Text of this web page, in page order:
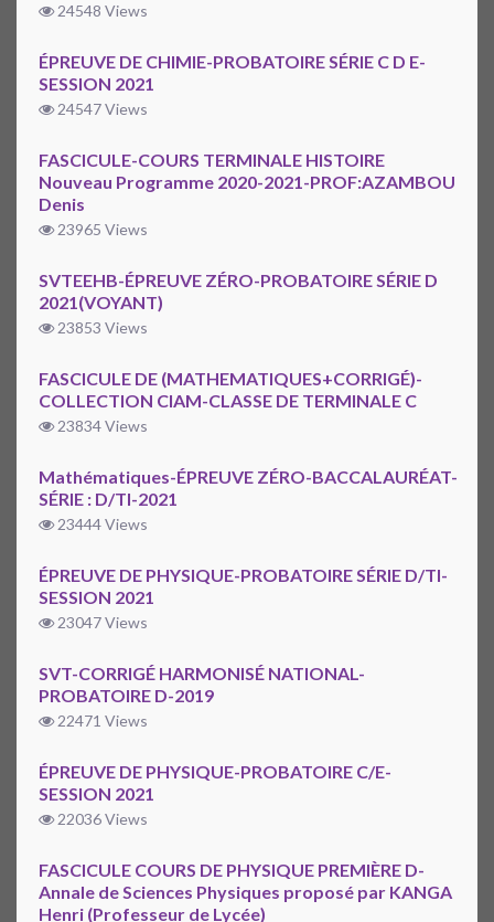
24548 Views
ÉPREUVE DE CHIMIE-PROBATOIRE SÉRIE C D E-
SESSION 2021
24547 Views
FASCICULE-COURS TERMINALE HISTOIRE
Nouveau Programme 2020-2021-PROF:AZAMBOU
Denis
23965 Views
SVTEEHB-ÉPREUVE ZÉRO-PROBATOIRE SÉRIE D
2021(VOYANT)
23853 Views
FASCICULE DE (MATHEMATIQUES+CORRIGÉ)-
COLLECTION CIAM-CLASSE DE TERMINALE C
23834 Views
Mathématiques-ÉPREUVE ZÉRO-BACCALAURÉAT-
SÉRIE : D/TI-2021
23444 Views
ÉPREUVE DE PHYSIQUE-PROBATOIRE SÉRIE D/TI-
SESSION 2021
23047 Views
SVT-CORRIGÉ HARMONISÉ NATIONAL-
PROBATOIRE D-2019
22471 Views
ÉPREUVE DE PHYSIQUE-PROBATOIRE C/E-
SESSION 2021
22036 Views
FASCICULE COURS DE PHYSIQUE PREMIÈRE D-
Annale de Sciences Physiques proposé par KANGA
Henri (Professeur de Lycée)